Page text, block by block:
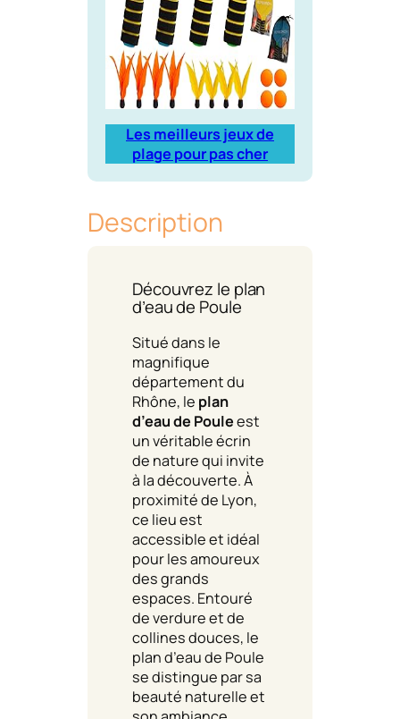
Les meilleurs jeux de
plage pour pas cher
Description
Découvrez le plan
d’eau de Poule
Situé dans le
magnifique
département du
Rhône, le plan
d’eau de Pouleest
un véritable écrin
de nature qui invite
à la découverte. À
proximité de Lyon,
ce lieu est
accessible et idéal
pour les amoureux
des grands
espaces. Entouré
de verdure et de
collines douces, le
plan d’eau de Poule
se distingue par sa
beauté naturelle et